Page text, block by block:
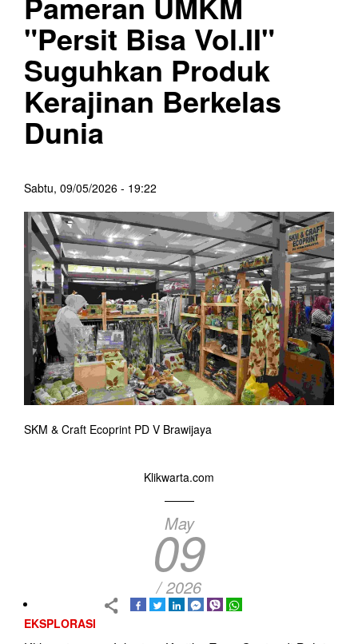
"Persit Bisa Vol.II"
Suguhkan Produk
Kerajinan Berkelas
Dunia
Sabtu, 09/05/2026 - 19:22
SKM & Craft Ecoprint PD V Brawijaya
Klikwarta.com
May
09
/ 2026
EKSPLORASI